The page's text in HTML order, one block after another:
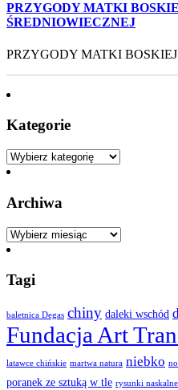
PRZYGODY MATKI
ŚREDNIOWIECZNEJ
PRZYGODY MATKI
Kategorie
Kategorie
Archiwa
Archiwa
Tagi
baletnica Degas chiny daleki wschód
Fundacja Art
latawce chińskie martwa natura niebko
poranek ze sztuką w tle rysunki naskalne